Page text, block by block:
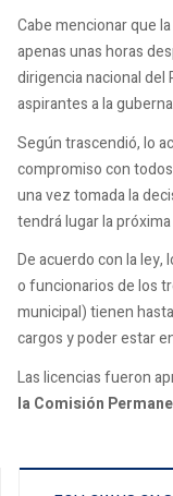
Cabe mencionar que
apenas unas horas
dirigencia nacional del
aspirantes a la
Según trascendió, lo
compromiso con
una vez tomada la
tendrá lugar la
De acuerdo con la
o funcionarios de los
municipal) tienen
cargos y poder estar
Las licencias fueron
la Comisión